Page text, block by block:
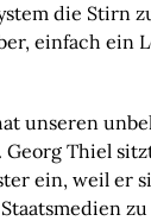
die Stirn
einfach ein
unseren
Thiel
ein, weil er